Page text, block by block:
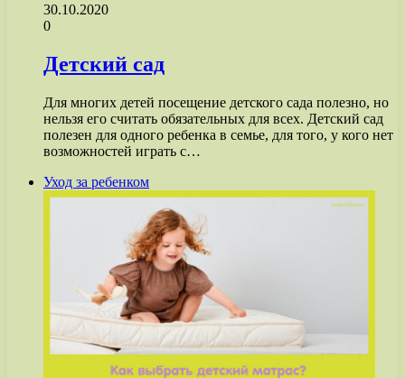
30.10.2020
0
Детский сад
Для многих детей посещение детского сада полезно, но
нельзя его считать обязательных для всех. Детский сад
полезен для одного ребенка в семье, для того, у кого нет
возможностей играть с…
Уход за ребенком